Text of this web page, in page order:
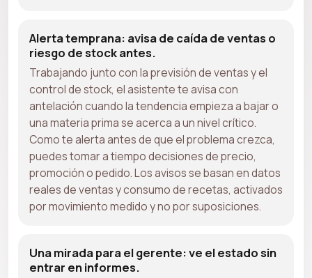
Alerta temprana: avisa de caída de ventas o
riesgo de stock antes.
Trabajando junto con la previsión de ventas y el
control de stock, el asistente te avisa con
antelación cuando la tendencia empieza a bajar o
una materia prima se acerca a un nivel crítico.
Como te alerta antes de que el problema crezca,
puedes tomar a tiempo decisiones de precio,
promoción o pedido. Los avisos se basan en datos
reales de ventas y consumo de recetas, activados
por movimiento medido y no por suposiciones.
Una mirada para el gerente: ve el estado sin
entrar en informes.